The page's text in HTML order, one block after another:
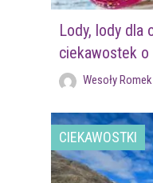
Lody, lody dla
ciekawostek o
Wesoły Romek
CIEKAWOSTKI